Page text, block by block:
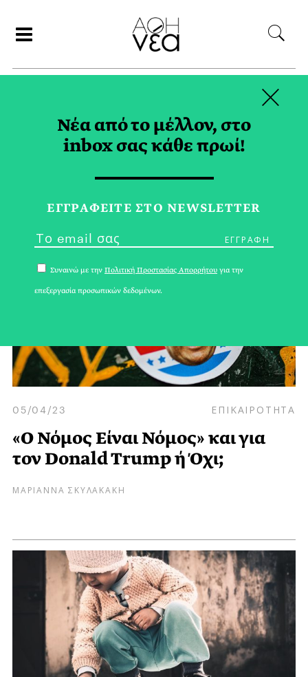
EDITORIAL TAG
05/04/23 ΕΠΙΚΑΙΡΟΤΗΤΑ
«Ο Νόμος Είναι Νόμος» και για
τον Donald Trump ή Όχι;
ΜΑΡΙΑΝΝΑ ΣΚΥΛΑΚΑΚΗ
Νέα από το μέλλον, στο
inbox σας κάθε πρωί!
ΕΓΓPΑΦΕΙΤΕ ΣΤΟ NEWSLETTER
Συναινώ με την Πολιτική Προστασίας Απορρήτου για την
επεξεργασία προσωπικών δεδομένων.
×